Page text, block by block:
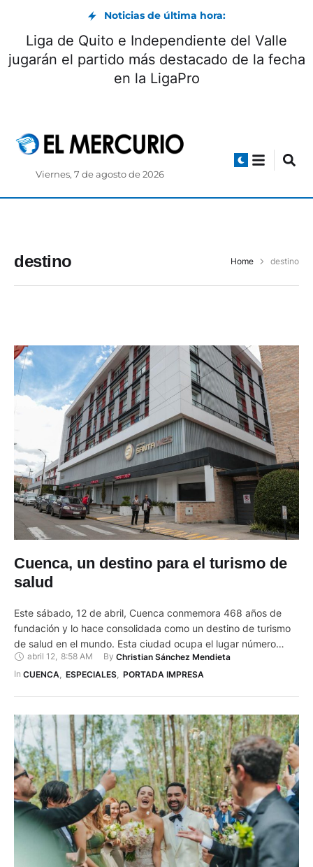
Noticias de última hora:
Liga de Quito e Independiente del Valle
jugarán el partido más destacado de la fecha
en la LigaPro
Viernes, 7 de agosto de 2026
destino Home destino
Cuenca, un destino para el turismo de
salud
Este sábado, 12 de abril, Cuenca conmemora 468 años de
fundación y lo hace consolidada como un destino de turismo
de salud en el mundo. Esta ciudad ocupa el lugar número
ocho en el ranking de las 40 ciudades con la mejor atención
médica, según la organización RankingRoyals, una de las
abril 12, 8:58 AM By Christian Sánchez Mendieta
In CUENCA ESPECIALES, PORTADA IMPRESA